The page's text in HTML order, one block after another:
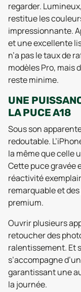
regarder.
restitue les
impressionnante.
et une excellente
n’a pas le taux de
modèles Pro, mais
reste minime.
UNE
LA PUCE A18
Sous son
redoutable.
la même que celle
Cette puce gravée
réactivité
remarquable et
premium.
Ouvrir plusieurs
retoucher des
ralentissement. Et
s’accompagne
garantissant une
la journée.